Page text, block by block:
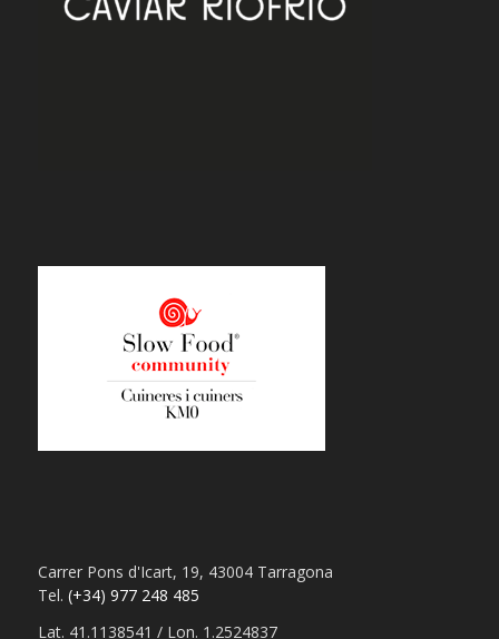
Carrer Pons d'Icart, 19, 43004 Tarragona
Tel. (+34) 977 248 485
Lat. 41.1138541 / Lon. 1.2524837